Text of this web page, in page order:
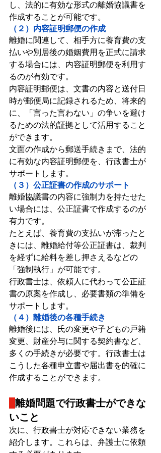
し、法的に有効な形式の離婚協議書を
作成することが可能です。
（２）内容証明郵便の作成
離婚に関連して、相手方に養育費の支
払いや別居後の婚姻費用を正式に請求
する場合には、内容証明郵便を利用す
るのが有効です。
内容証明郵便は、文書の内容と送付日
時が郵便局に記録されるため、将来的
に、「言った言わない」の争いを避け
るための法的証拠として活用すること
ができます。
文面の作成から郵送手続きまで、法的
に有効な内容証明郵便を、行政書士が
サポートします。
（３）公正証書の作成のサポート
離婚協議書の内容に強制力を持たせた
い場合には、公正証書で作成するのが
有力です。
たとえば、養育費の支払いが滞ったと
きには、離婚給付等公正証書は、裁判
を経ずに給料を差し押さえるなどの
「強制執行」が可能です。
行政書士は、依頼人に代わって公正証
書の原案を作成し、必要書類の準備を
サポートします。
（４）離婚後の各種手続き
離婚後には、氏の変更や子どもの戸籍
変更、財産分与に関する契約書など、
多くの手続きが必要です。行政書士は
こうした各種申立書や届出書を的確に
作成することができます。
離婚問題で行政書士ができな
いこと
次に、行政書士が対応できない業務を
紹介します。これらは、弁護士に依頼